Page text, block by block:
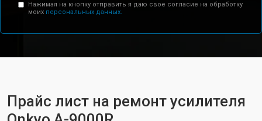
Нажимая на кнопку отправить я даю свое согласие на обработку
моих персональных данных.
Прайс лист на ремонт усилителя